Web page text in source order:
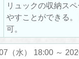
リュックの収納ス
やすことができる
可。
（水） 18:00 ～